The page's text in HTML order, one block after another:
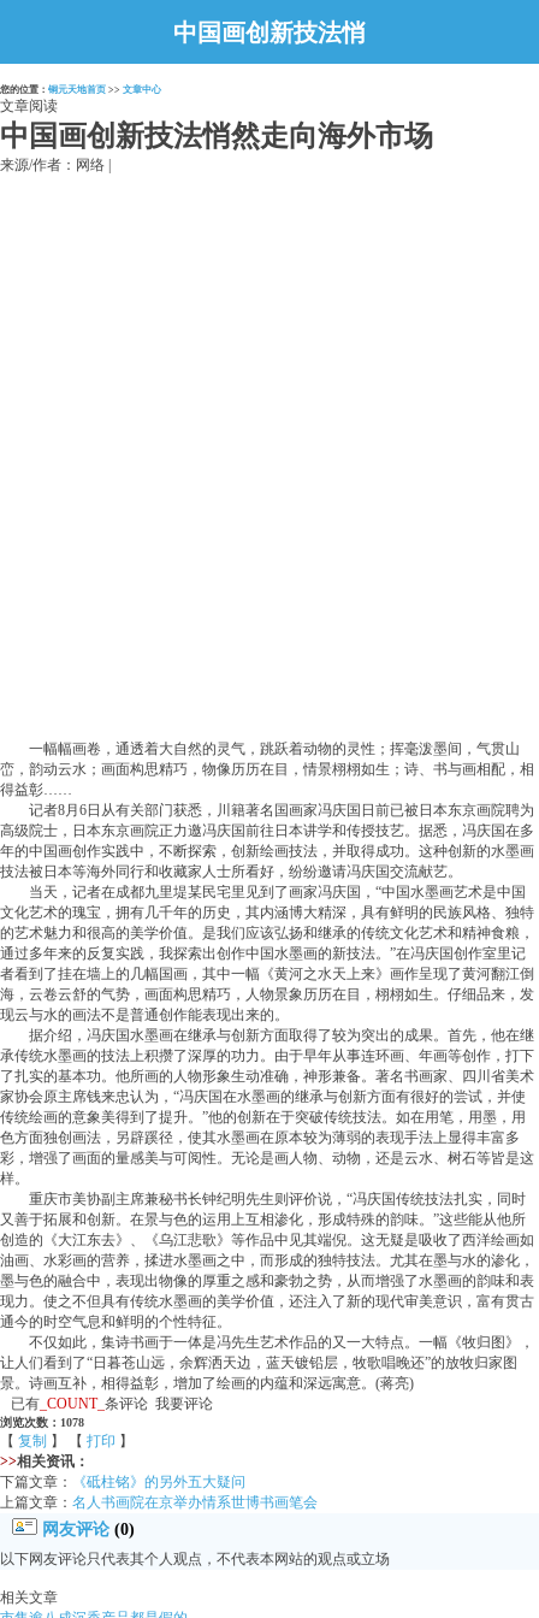
中国画创新技法悄
然走向海外市场
您的位置： 铜元天地首页 >> 文章中心
文章阅读
中国画创新技法悄然走向海外市场
来源/作者：网络 |
一幅幅画卷，通透着大自然的灵气，跳跃着动物的灵性；挥毫泼墨间，气贯山
峦，韵动云水；画面构思精巧，物像历历在目，情景栩栩如生；诗、书与画相配，相
得益彰……
记者8月6日从有关部门获悉，川籍著名国画家冯庆国日前已被日本东京画院聘为
高级院士，日本东京画院正力邀冯庆国前往日本讲学和传授技艺。据悉，冯庆国在多
年的中国画创作实践中，不断探索，创新绘画技法，并取得成功。这种创新的水墨画
技法被日本等海外同行和收藏家人士所看好，纷纷邀请冯庆国交流献艺。
当天，记者在成都九里堤某民宅里见到了画家冯庆国，“中国水墨画艺术是中国
文化艺术的瑰宝，拥有几千年的历史，其内涵博大精深，具有鲜明的民族风格、独特
的艺术魅力和很高的美学价值。是我们应该弘扬和继承的传统文化艺术和精神食粮，
通过多年来的反复实践，我探索出创作中国水墨画的新技法。”在冯庆国创作室里记
者看到了挂在墙上的几幅国画，其中一幅《黄河之水天上来》画作呈现了黄河翻江倒
海，云卷云舒的气势，画面构思精巧，人物景象历历在目，栩栩如生。仔细品来，发
现云与水的画法不是普通创作能表现出来的。
据介绍，冯庆国水墨画在继承与创新方面取得了较为突出的成果。首先，他在继
承传统水墨画的技法上积攒了深厚的功力。由于早年从事连环画、年画等创作，打下
了扎实的基本功。他所画的人物形象生动准确，神形兼备。著名书画家、四川省美术
家协会原主席钱来忠认为，“冯庆国在水墨画的继承与创新方面有很好的尝试，并使
传统绘画的意象美得到了提升。”他的创新在于突破传统技法。如在用笔，用墨，用
色方面独创画法，另辟蹊径，使其水墨画在原本较为薄弱的表现手法上显得丰富多
彩，增强了画面的量感美与可阅性。无论是画人物、动物，还是云水、树石等皆是这
样。
重庆市美协副主席兼秘书长钟纪明先生则评价说，“冯庆国传统技法扎实，同时
又善于拓展和创新。在景与色的运用上互相渗化，形成特殊的韵味。”这些能从他所
创造的《大江东去》、《乌江悲歌》等作品中见其端倪。这无疑是吸收了西洋绘画如
油画、水彩画的营养，揉进水墨画之中，而形成的独特技法。尤其在墨与水的渗化，
墨与色的融合中，表现出物像的厚重之感和豪勃之势，从而增强了水墨画的韵味和表
现力。使之不但具有传统水墨画的美学价值，还注入了新的现代审美意识，富有贯古
通今的时空气息和鲜明的个性特征。
不仅如此，集诗书画于一体是冯先生艺术作品的又一大特点。一幅《牧归图》，
让人们看到了“日暮苍山远，余辉洒天边，蓝天镀铅层，牧歌唱晚还”的放牧归家图
景。诗画互补，相得益彰，增加了绘画的内蕴和深远寓意。(蒋亮)
已有 _COUNT_ 条评论 我要评论
浏览次数：1078
【 复制 】 【 打印 】
>>相关资讯：
下篇文章：
《砥柱铭》的另外五大疑问
上篇文章： 名人书画院在京举办情系世博书画笔会
网友评论 (0)
以下网友评论只代表其个人观点，不代表本网站的观点或立场
相关文章